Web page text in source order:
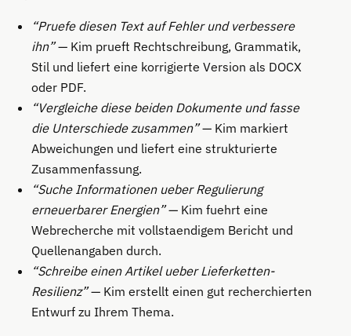
“Pruefe diesen Text auf Fehler und verbessere
ihn”— Kim prueft Rechtschreibung, Grammatik,
Stil und liefert eine korrigierte Version als DOCX
oder PDF.
“Vergleiche diese beiden Dokumente und fasse
die Unterschiede zusammen”— Kim markiert
Abweichungen und liefert eine strukturierte
Zusammenfassung.
“Suche Informationen ueber Regulierung
erneuerbarer Energien”— Kim fuehrt eine
Webrecherche mit vollstaendigem Bericht und
Quellenangaben durch.
“Schreibe einen Artikel ueber Lieferketten-
Resilienz”— Kim erstellt einen gut recherchierten
Entwurf zu Ihrem Thema.